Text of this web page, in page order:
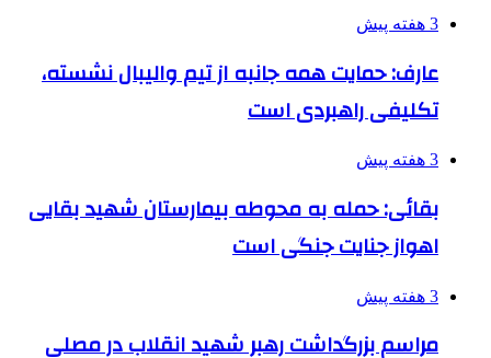
3 هفته پیش
عارف: حمایت همه جانبه از تیم والیبال نشسته،
تکلیفی راهبردی است
3 هفته پیش
بقائی: حمله به محوطه بیمارستان شهید بقایی
اهواز جنایت جنگی است
3 هفته پیش
مراسم بزرگداشت رهبر شهید انقلاب در مصلی